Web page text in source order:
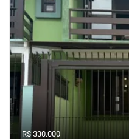
R$ 330.000